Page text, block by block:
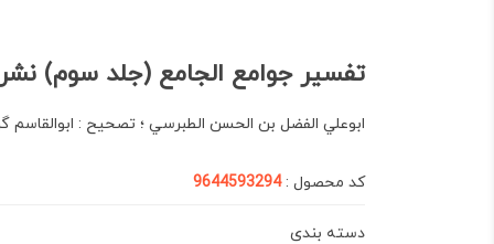
تفسیر جوامع الجامع (جلد سوم)
ابوعلي الفضل بن الحسن الطبرسي ؛ تصحيح : ابوالقاسم
کد محصول :9644593294
دسته بندی